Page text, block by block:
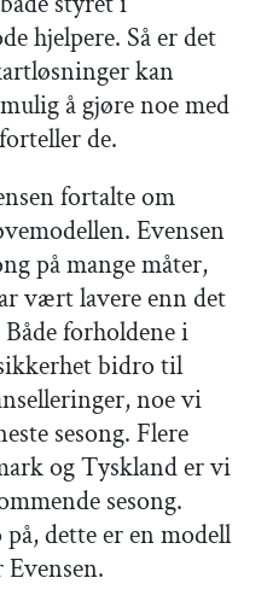
hjelpere. Så er det
kan
å gjøre noe med
de.
fortalte om
Evensen
på mange måter,
vært lavere enn det
forholdene i
bidro til
noe vi
sesong. Flere
og Tyskland er vi
sesong.
dette er en modell